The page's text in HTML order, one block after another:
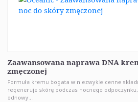
Zaawansowana naprawa DNA
zmęczonej
Formuła kremu bogata w niezwykle cenne
regeneruje skórę podczas nocnego
odnowy...